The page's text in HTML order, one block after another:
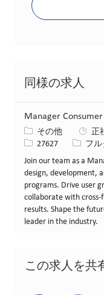
同様の求人
Manager
カテゴリー
その他 正
求人ID27627 役職フル
Join our team as a
design, development,
programs. Drive user
collaborate with
results. Shape the
leader in the industry.
この求人を共